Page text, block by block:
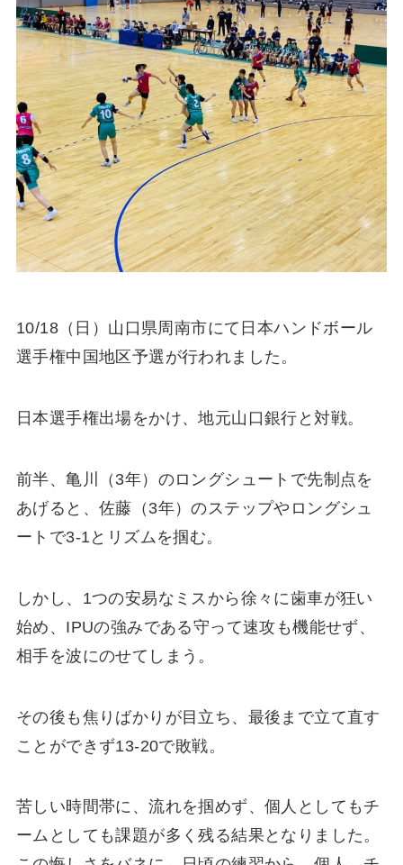
10/18（日）山口県周南市にて日本ハンドボール
選手権中国地区予選が行われました。
日本選手権出場をかけ、地元山口銀行と対戦。
前半、亀川（ 3年）のロングシュートで先制点を
あげると、佐藤（ 3年）のステップやロングシュ
ートで3-1 とリズムを掴む。
しかし、 1つの安易なミスから徐々に歯車が狂い
始め、 IPUの強みである守って速攻も機能せず、
相手を波にのせてしまう。
その後も焦りばかりが目立ち、最後まで立て直す
ことができず13-20で敗戦。
苦しい時間帯に、流れを掴めず、個人としてもチ
ームとしても課題が多く残る結果となりました。